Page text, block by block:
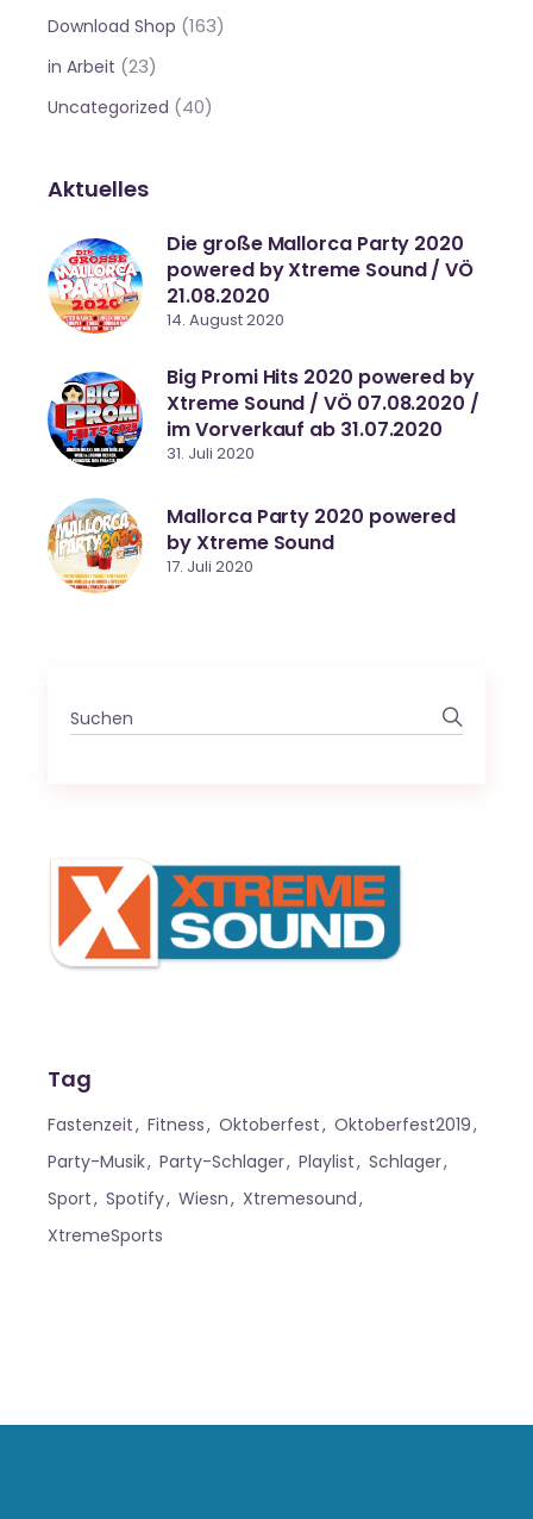
Download Shop (163)
in Arbeit (23)
Uncategorized (40)
Aktuelles
Die große Mallorca Party 2020
powered by Xtreme Sound / VÖ
21.08.2020
14. August 2020
Big Promi Hits 2020 powered by
Xtreme Sound / VÖ 07.08.2020 /
im Vorverkauf ab 31.07.2020
31. Juli 2020
Mallorca Party 2020 powered
by Xtreme Sound
17. Juli 2020
Search
for:
Tag
Fastenzeit Fitness Oktoberfest
Oktoberfest2019
Party-Musik
Party-Schlager Playlist
Schlager
Sport
Spotify Wiesn
Xtremesound
XtremeSports